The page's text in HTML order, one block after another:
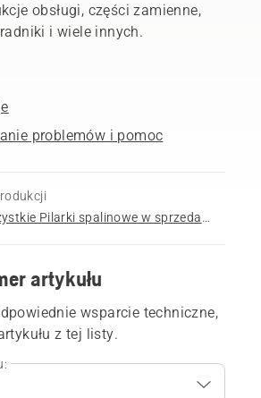
obsługi, części zamienne,
i wiele innych.
problemów i pomoc
Zobacz wszystkie Pilarki spalinowe w sprzedaży
artykułu
wsparcie techniczne,
z tej listy.